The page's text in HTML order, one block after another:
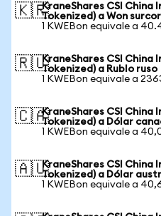
🇰🇷KraneShares CSI China
Tokenized) a Won
1 KWEBon equivale a
🇷🇺KraneShares CSI China
Tokenized) a Rublo ruso
1 KWEBon equivale a
🇨🇦KraneShares CSI China
Tokenized) a Dólar
1 KWEBon equivale a
🇦🇺KraneShares CSI China
Tokenized) a Dólar
1 KWEBon equivale a